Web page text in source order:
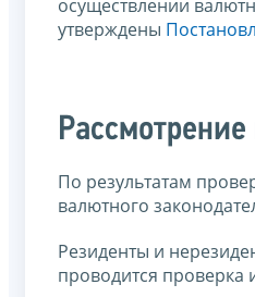
осуществлении
утверждены
По результатам
валютного
Резиденты и
проводится